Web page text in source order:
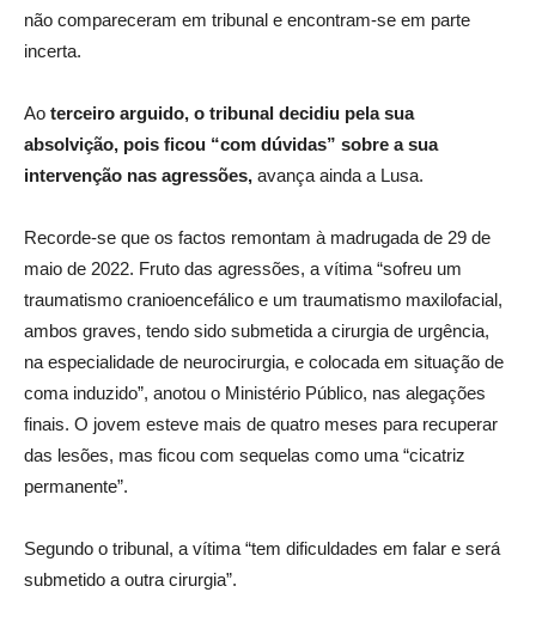
não compareceram em tribunal e encontram-se em parte
incerta.
Ao terceiro arguido, o tribunal decidiu pela sua
absolvição, pois ficou “com dúvidas” sobre a sua
intervenção nas agressões, avança ainda a Lusa.
Recorde-se que os factos remontam à madrugada de 29 de
maio de 2022. Fruto das agressões, a vítima “sofreu um
traumatismo cranioencefálico e um traumatismo maxilofacial,
ambos graves, tendo sido submetida a cirurgia de urgência,
na especialidade de neurocirurgia, e colocada em situação de
coma induzido”, anotou o Ministério Público, nas alegações
finais. O jovem esteve mais de quatro meses para recuperar
das lesões, mas ficou com sequelas como uma “cicatriz
permanente”.
Segundo o tribunal, a vítima “tem dificuldades em falar e será
submetido a outra cirurgia”.